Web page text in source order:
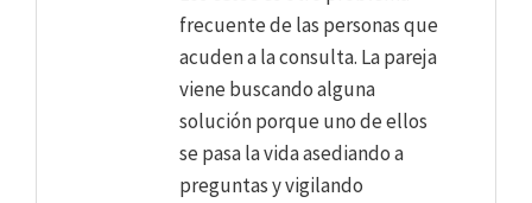
frecuente de las personas que
acuden a la consulta. La pareja
viene buscando alguna
solución porque uno de ellos
se pasa la vida asediando a
preguntas y vigilando